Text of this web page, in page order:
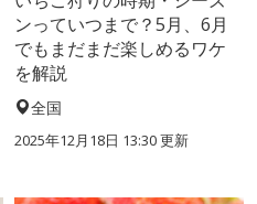
ンっていつまで？5月、6月
でもまだまだ楽しめるワケ
を解説
全国
2025年12月18日 13:30 更新